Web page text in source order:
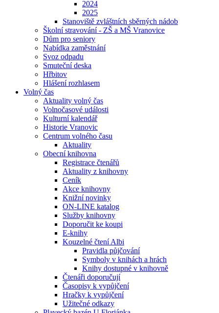
2024
2025
Stanoviště zvláštních sběrných nádob
Školní stravování - ZŠ a MŠ Vranovice
Dům pro seniory
Nabídka zaměstnání
Svoz odpadu
Smuteční deska
Hřbitov
Hlášení rozhlasem
Volný čas
Aktuality volný čas
Volnočasové události
Kulturní kalendář
Historie Vranovic
Centrum volného času
Aktuality
Obecní knihovna
Registrace čtenářů
Aktuality z knihovny
Ceník
Akce knihovny
Knižní novinky
ON-LINE katalog
Služby knihovny
Doporučit ke koupi
E-knihy
Kouzelné čtení Albi
Pravidla půjčování
Symboly v knihách a hrách
Knihy dostupné v knihovně
Čtenáři doporučují
Časopisy k vypůjčení
Hračky k vypůjčení
Užitečné odkazy